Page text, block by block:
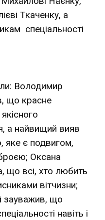
Ткаченку, а
спеціальності
Володимир
що красне
а найвищий вияв
яке є подвигом,
Оксана
що всі, хто любить
вітчизни;
зауважив, що
навіть і